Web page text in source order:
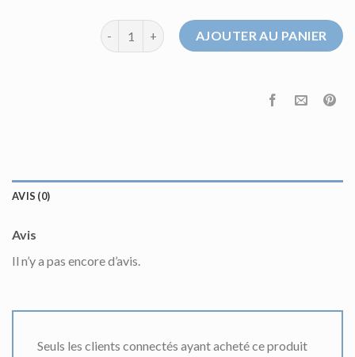
quantité de caroll pullAJOUTER AU PANIER
AVIS (0)
Avis
Il n’y a pas encore d’avis.
Seuls les clients connectés ayant acheté ce produit